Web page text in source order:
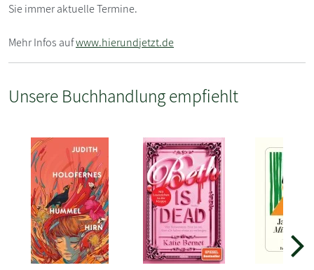
Sie immer aktuelle Termine.
Mehr Infos aufwww.hierundjetzt.de
Unsere Buchhandlung empfiehlt